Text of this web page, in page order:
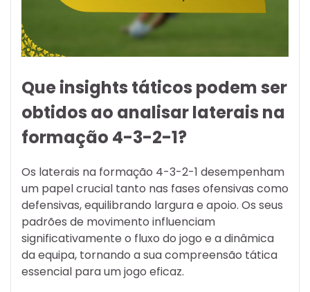
Que insights táticos podem ser
obtidos ao analisar laterais na
formação 4-3-2-1?
Os laterais na formação 4-3-2-1 desempenham
um papel crucial tanto nas fases ofensivas como
defensivas, equilibrando largura e apoio. Os seus
padrões de movimento influenciam
significativamente o fluxo do jogo e a dinâmica
da equipa, tornando a sua compreensão tática
essencial para um jogo eficaz.